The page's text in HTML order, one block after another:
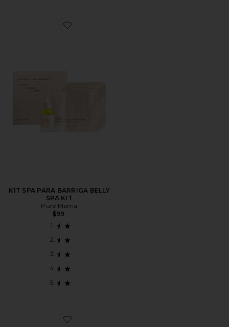
Favorite KIT SPA PARA BARRIGA BELLY SPA KIT
KIT SPA PARA BARRIGA BELLY
SPA KIT
Pure Mama
$99
Favorite KIT DE CUIDADOS COM O CORPO